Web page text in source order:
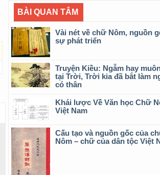
BÀI QUAN TÂM
Vài nét về chữ Nôm, nguồn
sự phát triển
Truyện Kiều: Ngẫm hay
tại Trời, Trời kia đã bắt làm
có thân
Khái lược Về Văn học Chữ
Việt Nam
Cấu tạo và nguồn gốc của
Nôm – chữ của dân tộc Việt